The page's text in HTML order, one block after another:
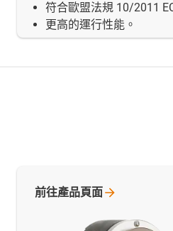
符合歐盟法規 10/2011
更高的運行性能。
前往產品頁面